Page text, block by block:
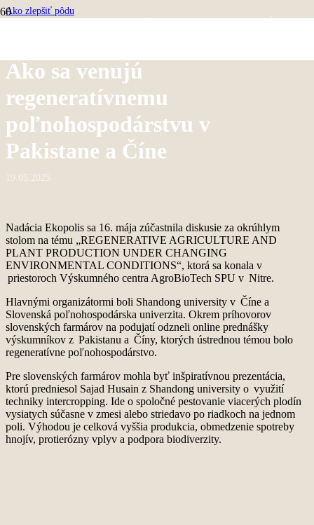
Ako zlepšiť pôdu
Ako sa venujú
regeneratívnemu
poľnohospodárstvu v
Pakistane a Číne
19.05.2025
Nadácia Ekopolis sa 16. mája zúčastnila diskusie za okrúhlym
stolom na tému „REGENERATIVE AGRICULTURE AND
PLANT PRODUCTION UNDER CHANGING
ENVIRONMENTAL CONDITIONS“, ktorá sa konala v
priestoroch Výskumného centra AgroBioTech SPU v Nitre.
Hlavnými organizátormi boli Shandong university v Číne a
Slovenská poľnohospodárska univerzita. Okrem príhovorov
slovenských farmárov na podujatíodzneli online prednášky
výskumníkov z Pakistanu a Číny, ktorých ústrednou témou bolo
regeneratívne poľnohospodárstvo.
Pre slovenských farmárov mohla byť inšpiratívnou prezentácia,
ktorú predniesol Sajad Husain z Shandong university o využití
techniky intercropping. Ide o spoločné pestovanie viacerých plodín
vysiatych súčasne v zmesi alebo striedavo po riadkoch na jednom
poli. Výhodou je celková vyššia produkcia, obmedzenie spotreby
hnojív, protierózny vplyv a podpora biodiverzity.